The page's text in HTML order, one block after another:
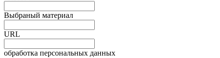
Выбраный материал
URL
обработка персональных данных